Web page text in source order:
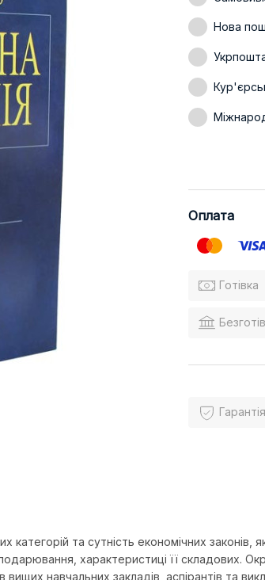
Нова
Оплата
Готівка
та сутність економічних законів,
характеристиці її складових.
навчальних закладів, аспірантів та